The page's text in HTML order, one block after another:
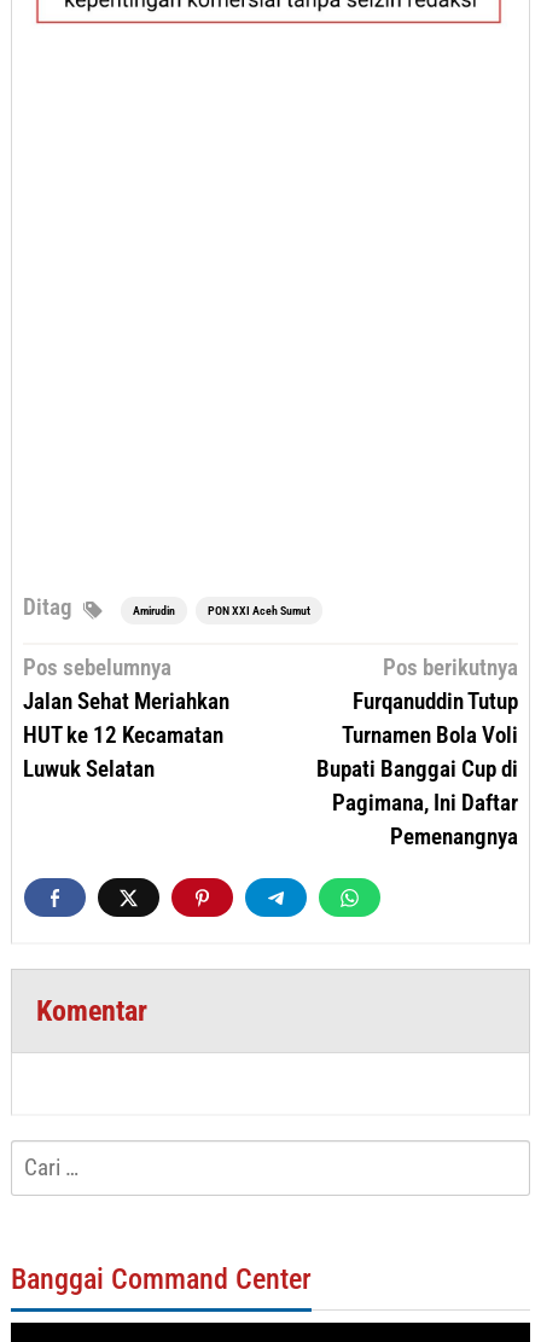
Ditag Amirudin PON XXI Aceh Sumut
Navigasi
Pos sebelumnya
Jalan Sehat Meriahkan
HUT ke 12 Kecamatan
Luwuk Selatan
Pos berikutnya
Furqanuddin Tutup
Turnamen Bola Voli
Bupati Banggai Cup di
Pagimana, Ini Daftar
Pemenangnya
Komentar
Cari
untuk:
Banggai Command Center